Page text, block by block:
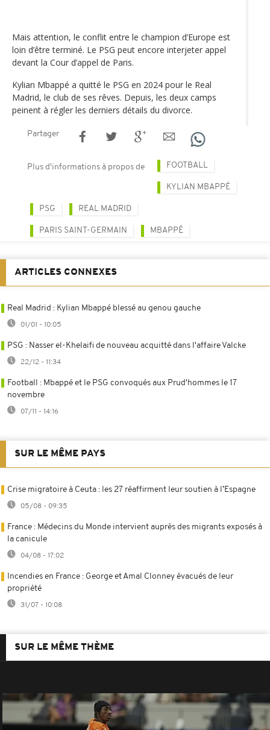
Mais attention, le conflit entre le champion d’Europe est
loin d’être terminé. Le PSG peut encore interjeter appel
devant la Cour d’appel de Paris.
Kylian Mbappé a quitté le PSG en 2024 pour le Real
Madrid, le club de ses rêves. Depuis, les deux camps
peinent à régler les derniers détails du divorce.
Partager
Plus d'informations à propos de FOOTBALL
KYLIAN MBAPPÉ
PSG REAL MADRID
PARIS SAINT-GERMAIN MBAPPÉ
ARTICLES CONNEXES
Real Madrid : Kylian Mbappé blessé au genou gauche
01/01 - 10:05
PSG : Nasser el-Khelaifi de nouveau acquitté dans l'affaire Valcke
22/12 - 11:34
Football : Mbappé et le PSG convoqués aux Prud'hommes le 17
novembre
07/11 - 14:16
SUR LE MÊME PAYS
Crise migratoire à Ceuta : les 27 réaffirment leur soutien à l’Espagne
05/08 - 09:35
France : Médecins du Monde intervient auprès des migrants exposés à
la canicule
04/08 - 17:02
Incendies en France : George et Amal Clonney évacués de leur
propriété
31/07 - 10:08
SUR LE MÊME THÈME